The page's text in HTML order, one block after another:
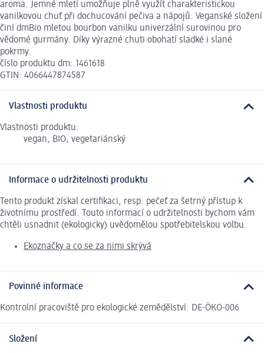
aroma. Jemné mletí umožňuje plně využít charakteristickou
vanilkovou chuť při dochucování pečiva a nápojů. Veganské složení
činí dmBio mletou bourbon vanilku univerzální surovinou pro
vědomé gurmány. Díky výrazné chuti obohatí sladké i slané
pokrmy.
číslo produktu dm: 1461618
GTIN: 4066447874587
Vlastnosti produktu
Vlastnosti produktu:
vegan, BIO, vegetariánský
Informace o udržitelnosti produktu
Tento produkt získal certifikaci, resp. pečeť za šetrný přístup k
životnímu prostředí. Touto informací o udržitelnosti bychom vám
chtěli usnadnit (ekologicky) uvědomělou spotřebitelskou volbu.
Ekoznačky a co se za nimi skrývá
Povinné informace
Kontrolní pracoviště pro ekologické zemědělství: DE-ÖKO-006
Složení